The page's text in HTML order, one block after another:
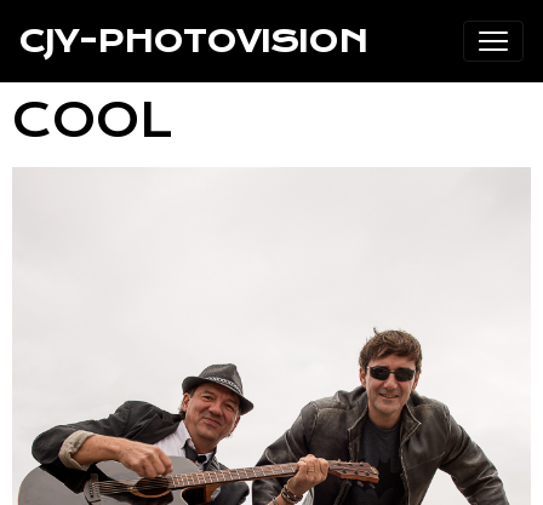
CJY-PHOTOVISION
COOL